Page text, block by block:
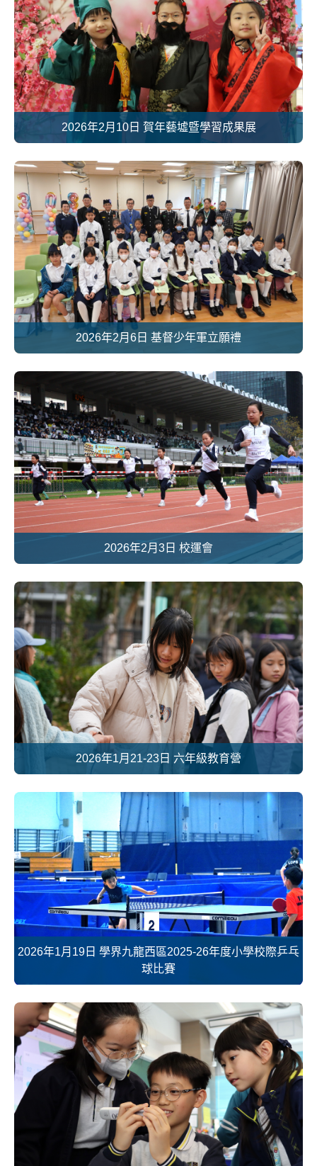
2026年2月10日 賀年藝墟暨學習成果展
2026年2月6日 基督少年軍立願禮
2026年2月3日 校運會
2026年1月21-23日 六年級教育營
2026年1月19日 學界九龍西區2025-26年度小學校際乒乓
球比賽